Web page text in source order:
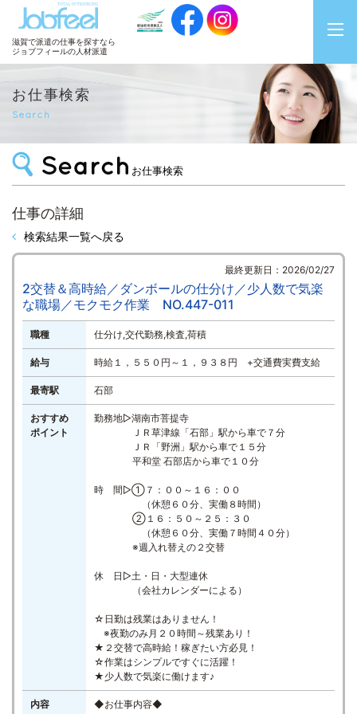
JobFeel
滋賀で派遣の仕事を探すなら
ジョブフィールの人材派遣
お仕事検索
Search
お仕事検索
仕事の詳細
検索結果一覧へ戻る
最終更新日：2026/02/27
2交替＆高時給／ダンボールの仕分け／少人数で気楽
な職場／モクモク作業 NO.447-011
職種 仕分け,交代勤務,検査,荷積
給与 時給１，５５０円～１，９３８円 +交通費実費支給
最寄駅 石部
おすすめ
ポイント
勤務地▷湖南市菩提寺
ＪＲ草津線「石部」駅から車で７分
ＪＲ「野洲」駅から車で１５分
平和堂 石部店から車で１０分
時 間▷①７：００～１６：００
（休憩６０分、実働８時間）
②１６：５０～２５：３０
（休憩６０分、実働７時間４０分）
※週入れ替えの２交替
休 日▷土・日・大型連休
（会社カレンダーによる）
☆日勤は残業はありません！
※夜勤のみ月２０時間～残業あり！
★２交替で高時給！稼ぎたい方必見！
☆作業はシンプルですぐに活躍！
★少人数で気楽に働けます♪
内容
◆お仕事内容◆